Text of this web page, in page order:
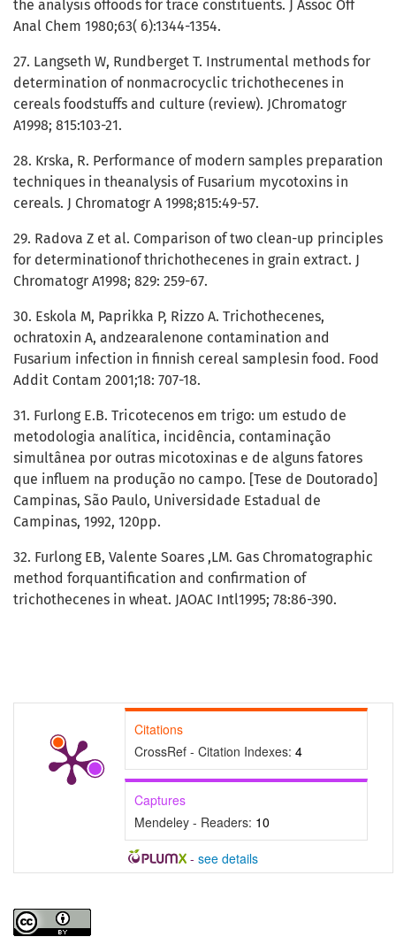
Citations
CrossRef - Citation Indexes: 4
Captures
Mendeley - Readers: 10
- see details
the analysis offoods for trace constituents. J Assoc Off
Anal Chem 1980;63( 6):1344-1354.
27. Langseth W, Rundberget T. Instrumental methods for
determination of nonmacrocyclic trichothecenes in
cereals foodstuffs and culture (review). JChromatogr
A1998; 815:103-21.
28. Krska, R. Performance of modern samples preparation
techniques in theanalysis of Fusarium mycotoxins in
cereals. J Chromatogr A 1998;815:49-57.
29. Radova Z et al. Comparison of two clean-up principles
for determinationof thrichothecenes in grain extract. J
Chromatogr A1998; 829: 259-67.
30. Eskola M, Paprikka P, Rizzo A. Trichothecenes,
ochratoxin A, andzearalenone contamination and
Fusarium infection in finnish cereal samplesin food. Food
Addit Contam 2001;18: 707-18.
31. Furlong E.B. Tricotecenos em trigo: um estudo de
metodologia analítica, incidência, contaminação
simultânea por outras micotoxinas e de alguns fatores
que influem na produção no campo. [Tese de Doutorado]
Campinas, São Paulo, Universidade Estadual de
Campinas, 1992, 120pp.
32. Furlong EB, Valente Soares ,LM. Gas Chromatographic
method forquantification and confirmation of
trichothecenes in wheat. JAOAC Intl1995; 78:86-390.